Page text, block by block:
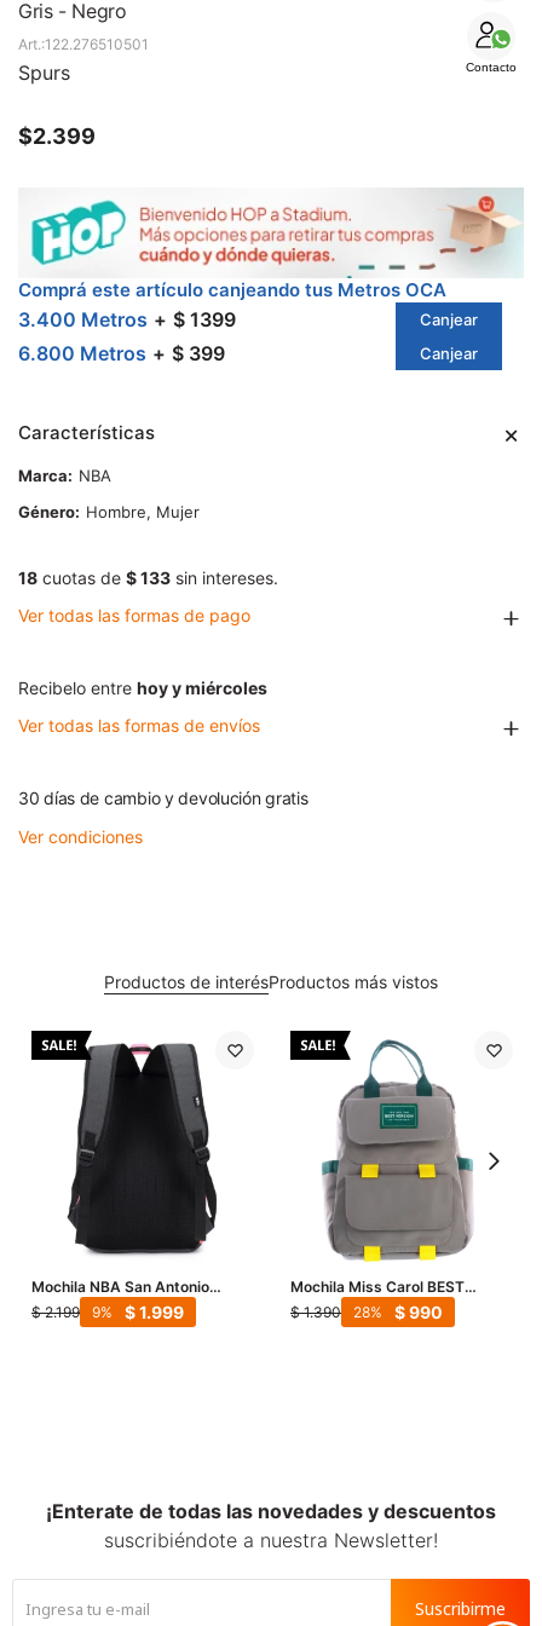
Gris - Negro
Contacto
122.276510501
Spurs
$2.399
Comprá este artículo canjeando tus Metros OCA
3.400 Metros $ 1399 Canjear
6.800 Metros $ 399 Canjear
Características
Marca
NBA
Género
Hombre, Mujer
18 cuotas de $ 133 sin intereses.
Ver todas las formas de pago
Recibelo entre hoy y miércoles
Ver todas las formas de envíos
30 días de cambio y devolución gratis
Ver condiciones
Productos de interésProductos más vistos
Mochila NBA San Antonio
Spurs - Gris - Rosa - Negro
$ 2.199 $1.999
9
Mochila Miss Carol BEST
colores combinados - Gris
$ 1.390 $990
28
¡Enterate de todas las novedades y descuentos
suscribiéndote a nuestra Newsletter!
Suscribirme